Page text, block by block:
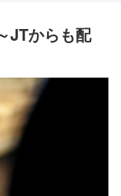
JTからも配